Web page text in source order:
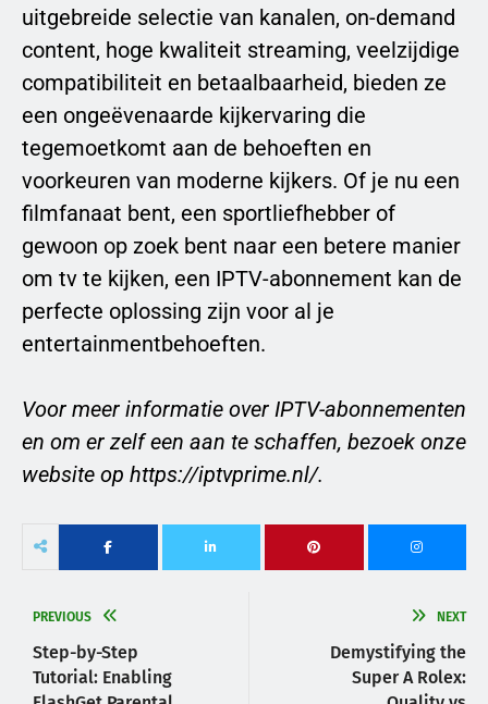
uitgebreide selectie van kanalen, on-demand
content, hoge kwaliteit streaming, veelzijdige
compatibiliteit en betaalbaarheid, bieden ze
een ongeëvenaarde kijkervaring die
tegemoetkomt aan de behoeften en
voorkeuren van moderne kijkers. Of je nu een
filmfanaat bent, een sportliefhebber of
gewoon op zoek bent naar een betere manier
om tv te kijken, een IPTV-abonnement kan de
perfecte oplossing zijn voor al je
entertainmentbehoeften.
Voor meer informatie over IPTV-abonnementen
en om er zelf een aan te schaffen, bezoek onze
website op https://iptvprime.nl/.
PREVIOUS
Step-by-Step
Tutorial: Enabling
NEXT
Demystifying the
Super A Rolex: